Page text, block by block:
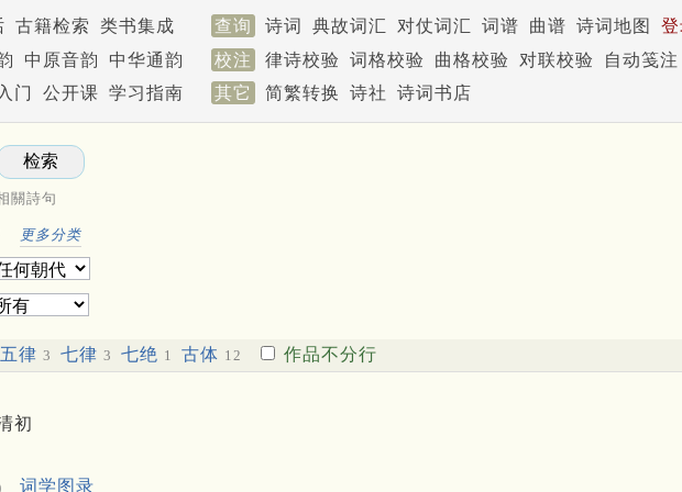
古籍检索 类书集成 查询 诗词 典故词汇 对仗词汇 词谱 曲谱 诗词地图
中原音韵 中华通韵 校注 律诗校验 词格校验 曲格校验 对联校验
自动笺注
门 公开课 学习指南 其它 简繁转换 诗社 诗词书店
關詩句
更多分类
五律 3 七律 3 七绝 1 古体 12 作品不分行
初
词学图录